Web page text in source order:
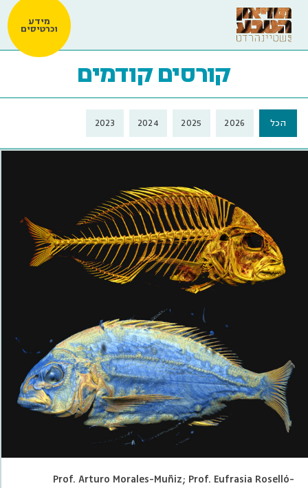
מידע
וכרטיסים
קורסים קודמים
הכל 2026
2025
2024
2023
Prof. Arturo Morales-Muñiz; Prof. Eufrasia Roselló-